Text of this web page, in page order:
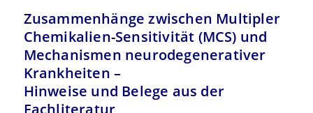
Zusammenhänge zwischen Multipler
Chemikalien-Sensitivität (MCS) und
Mechanismen neurodegenerativer
Krankheiten –
Hinweise und Belege aus der